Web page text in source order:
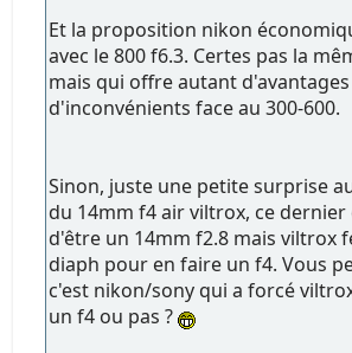
Et la proposition nikon
avec le 800 f6.3. Certes pas la
mais qui offre autant
d'inconvénients face au 300-600.
Sinon, juste une petite surprise
du 14mm f4 air viltrox, ce dernier
d'être un 14mm f2.8 mais viltrox
diaph pour en faire un f4. Vous
c'est nikon/sony qui a forcé
un f4 ou pas ?